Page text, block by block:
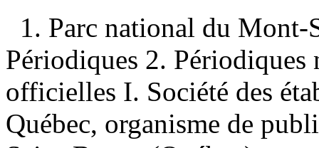
1. Parc national du
Périodiques 2.
officielles I. Société des
Québec, organisme de